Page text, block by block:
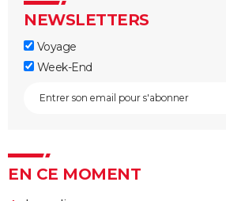
NEWSLETTERS
Voyage
Week-End
EN CE MOMENT